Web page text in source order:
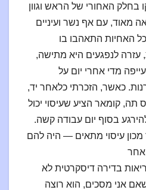
בחלק האחורי של הראש וגוון
מאוד, עם אף נשר ועיניים
עזרה לנפגעים היא מתישה,
מדי אחרי יום על
כאשר, הזכרתי כלאחר יד,
קומאר הציע שעיסוי יכול
בסוף יום עבודה קשה.
עיסוי מתאים — היה להם
בדירה דיסקרטית לא
אני מסכים, הוא רוצה